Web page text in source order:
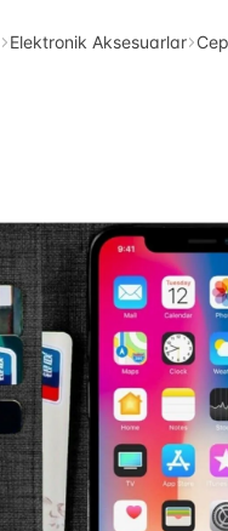
Elektronik Aksesuarlar